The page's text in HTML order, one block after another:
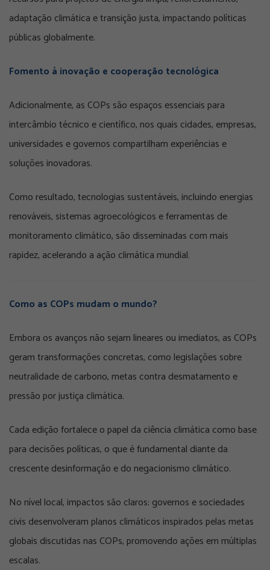
adaptação climática e transição justa, impactando políticas
públicas globalmente.
Fomento à inovação e cooperação tecnológica
Adicionalmente, as COPs são espaços essenciais para
intercâmbio técnico e científico, nos quais cidades, empresas,
universidades e governos compartilham experiências e
soluções inovadoras.
Como resultado, tecnologias sustentáveis, incluindo energias
renováveis, sistemas agroecológicos e ferramentas de
monitoramento climático, são disseminadas com mais
rapidez, acelerando a ação climática mundial.
Como as COPs mudam o mundo?
Embora os avanços não sejam lineares ou imediatos, as COPs
geram transformações concretas, como legislações sobre
neutralidade de carbono, metas contra desmatamento e
pressão por justiça climática.
Cada edição fortalece o papel da ciência climática como base
para decisões políticas, o que é fundamental diante da
crescente desinformação e do negacionismo climático.
No nível local, impactos são claros: governos e sociedades
civis desenvolveram planos climáticos inspirados pelas metas
globais discutidas nas COPs, promovendo ações em múltiplas
escalas.